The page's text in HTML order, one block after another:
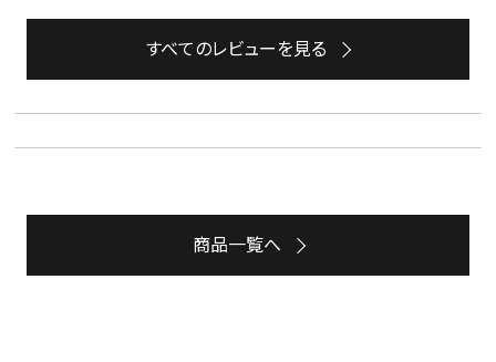
ルイボス カモミール 仙鶴草 深蒸し茶業務用
予算・価格で探す
健康茶 ハーブティー 緑茶
中国茶
すべてのレビューを見る
商品一覧へ